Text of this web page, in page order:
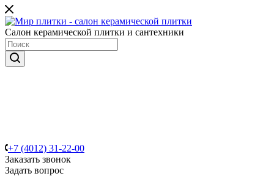
Салон керамической плитки и сантехники
+7 (4012) 31-22-00
Заказать звонок
Задать вопрос